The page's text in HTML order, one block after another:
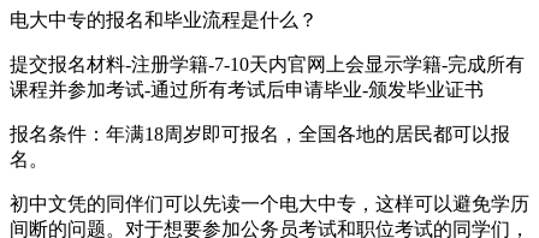
电大中专的报名和毕业流程是什么？
提交报名材料-注册学籍-7-10天内官网上会显示学籍-完成所有
课程并参加考试-通过所有考试后申请毕业-颁发毕业证书
报名条件：年满18周岁即可报名，全国各地的居民都可以报
名。
初中文凭的同伴们可以先读一个电大中专，这样可以避免学历
间断的问题。对于想要参加公务员考试和职位考试的同学们，